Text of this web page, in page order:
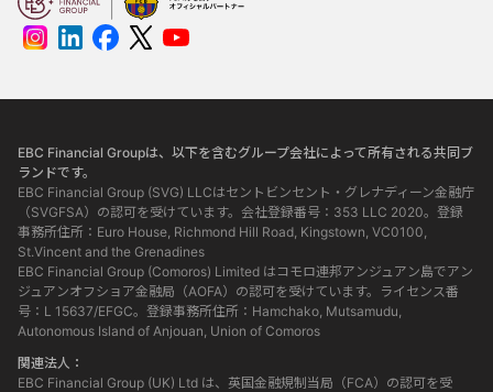
EBC Financial Groupは、以下を含むグループ会社によって所有される共同ブ
ランドです。
EBC Financial Group (SVG) LLCはセントビンセント・グレナディーン金融庁
（SVGFSA）の認可を受けています。会社登録番号：353 LLC 2020。登録
事務所住所：Euro House, Richmond Hill Road, Kingstown, VC0100,
St.Vincent and the Grenadines
EBC Financial Group (Comoros) Limited はコモロ連邦アンジュアン島でアン
ジュアンオフショア金融局（AOFA）の認可を受けています。ライセンス番
号：L 15637/EFGC。登録事務所住所：Hamchako, Mutsamudu,
Autonomous Island of Anjouan, Union of Comoros
関連法人：
EBC Financial Group (UK) Ltd は、英国金融規制当局（FCA）の認可を受